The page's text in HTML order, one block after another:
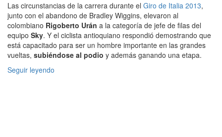
Las circunstancias de la carrera durante el Giro de Italia 2013,
junto con el abandono de Bradley Wiggins, elevaron al
colombiano Rigoberto Urán a la categoría de jefe de filas del
equipo Sky. Y el ciclista antioquiano respondió demostrando que
está capacitado para ser un hombre importante en las grandes
vueltas, subiéndose al podio y además ganando una etapa.
Seguir leyendo